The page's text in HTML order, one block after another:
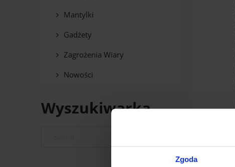
Zgoda
Mantylki
Gadżety
Zagrożenia Wiary
Nowości
Wyszukiwarka